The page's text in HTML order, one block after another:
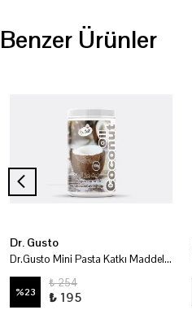
Benzer Ürünler
Dr. Gusto
Dr.Gusto Mini Pasta Katkı Maddeleri - Hindistan Cevizi Yağı 100 Gr
%23
₺ 254
₺ 195